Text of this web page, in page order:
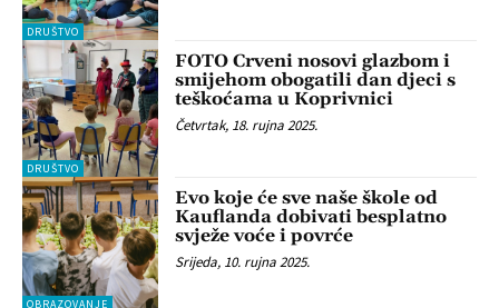
DRUŠTVO
DRUŠTVO
FOTO Crveni nosovi glazbom i
smijehom obogatili dan djeci s
teškoćama u Koprivnici
Četvrtak, 18. rujna 2025.
OBRAZOVANJE
Evo koje će sve naše škole od
Kauflanda dobivati besplatno
svježe voće i povrće
Srijeda, 10. rujna 2025.